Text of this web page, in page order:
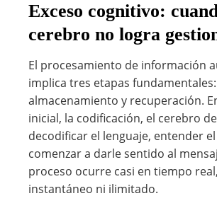
Exceso cognitivo:
cerebro no logra
El procesamiento de información
implica tres etapas
almacenamiento y recuperación.
inicial, la codificación, el cerebro
decodificar el lenguaje, entender
comenzar a darle sentido al
proceso ocurre casi en tiempo
instantáneo ni ilimitado.